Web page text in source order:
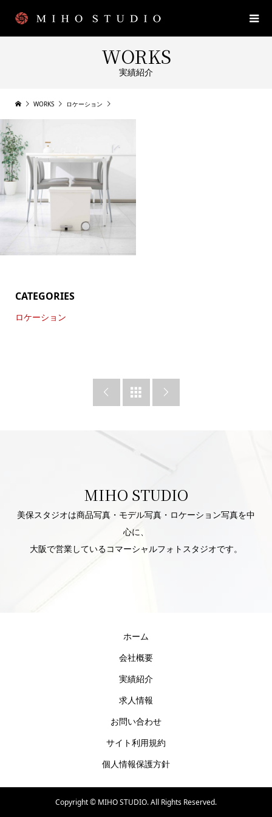
WORKS
実績紹介
WORKS ロケーション
CATEGORIES
ロケーション
  
MIHO STUDIO
美保スタジオは商品写真・モデル写真・ロケーション写真を中
心に、
大阪で営業しているコマーシャルフォトスタジオです。
ホーム
会社概要
実績紹介
求人情報
お問い合わせ
サイト利用規約
個人情報保護方針
Copyright © MIHO STUDIO. All Rights Reserved.